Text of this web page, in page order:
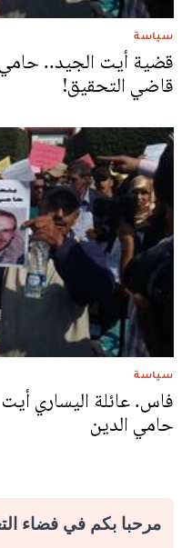
سياسة
قضية أيت الجيد.. حامي
قاضي التحقيق!
سياسة
فاس. عائلة اليساري
حامي الدين
مرحبا بكم في فضاء